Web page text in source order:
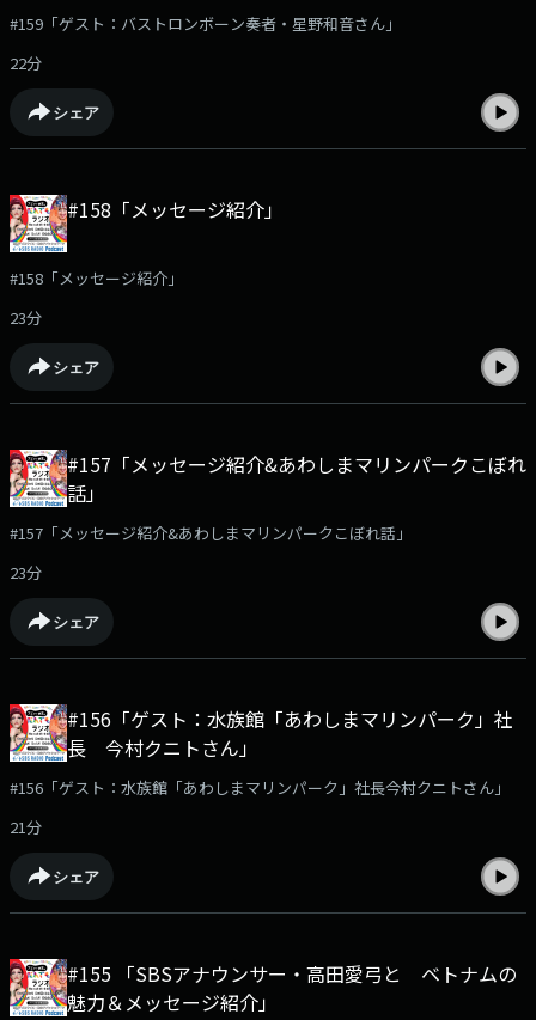
#159「ゲスト：バストロンボーン奏者・星野和音さん」
22分
シェア
#158「メッセージ紹介」
#158「メッセージ紹介」
23分
シェア
#157「メッセージ紹介&あわしまマリンパークこぼれ
話」
#157「メッセージ紹介&あわしまマリンパークこぼれ話」
23分
シェア
#156「ゲスト：水族館「あわしまマリンパーク」社
長 今村クニトさん」
#156「ゲスト：水族館「あわしまマリンパーク」社長今村クニトさん」
21分
シェア
#155 「SBSアナウンサー・高田愛弓と ベトナムの
魅力＆メッセージ紹介」